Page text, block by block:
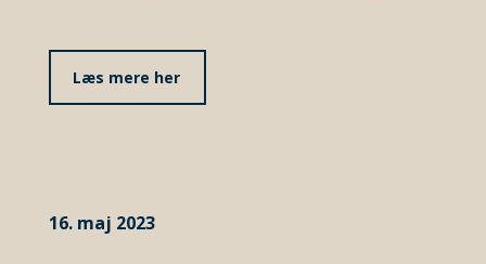
Læs mere her
16. maj 2023